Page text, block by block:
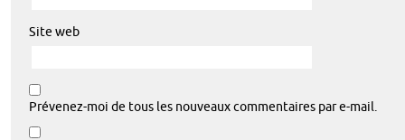
Site web
Prévenez-moi de tous les nouveaux commentaires par e-mail.